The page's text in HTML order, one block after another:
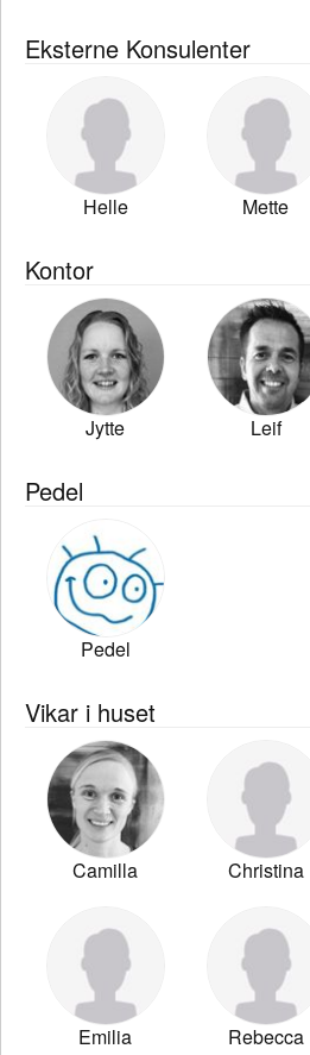
Eksterne Konsulenter
Helle Mette
Kontor
Jytte Leif
Pedel
Pedel
Vikar i huset
Camilla Christina
Emilia Rebecca